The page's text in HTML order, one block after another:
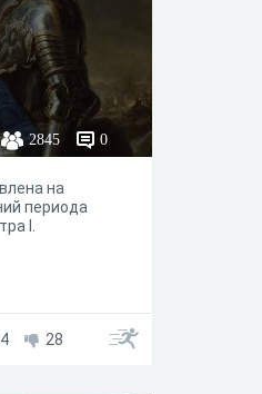
2845 0
на
периода
I.
4 28